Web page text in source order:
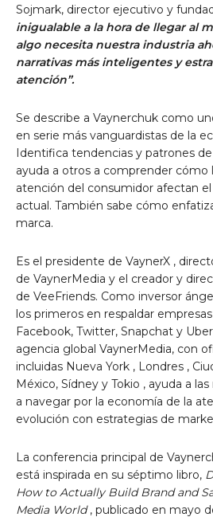
Sojmark, director ejecutivo y
inigualable a la hora de llegar al
algo necesita nuestra industria
narrativas más inteligentes y
atención”.
Se describe a Vaynerchuk como
en serie más vanguardistas de la
Identifica tendencias y patrones
ayuda a otros a comprender cómo
atención del consumidor afectan
actual. También sabe cómo
marca.
Es el presidente de VaynerX ,
de VaynerMedia y el creador y
de VeeFriends. Como inversor
los primeros en respaldar
Facebook, Twitter, Snapchat y
agencia global VaynerMedia, con
incluidas Nueva York , Londres ,
México, Sídney y Tokio , ayuda a
a navegar por la economía de la
evolución con estrategias de
La conferencia principal de
está inspirada en su séptimo libro,
How to Actually Build Brand and
Media World, publicado en mayo